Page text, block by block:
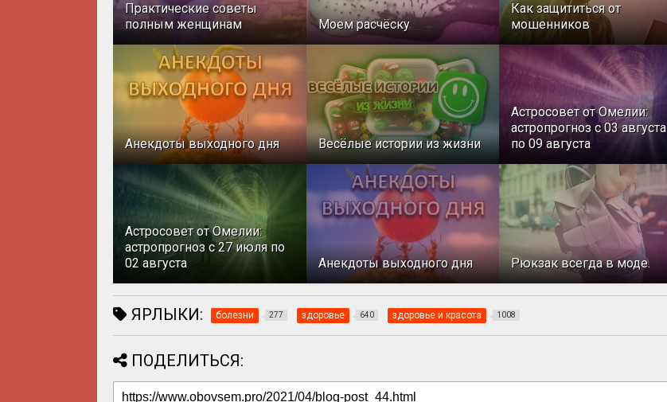
Практические советы
полным женщинам
Моем расчёску
Как защититься от
мошенников
Анекдоты выходного дня Весёлые истории из жизни
Астросовет от Омелии:
астропрогноз с 03 августа
по 09 августа
Астросовет от Омелии:
астропрогноз с 27 июля по
02 августа
Анекдоты выходного дня Рюкзак всегда в моде.
ЯРЛЫКИ: болезни 277 здоровье 640 здоровье и красота 1008
ПОДЕЛИТЬСЯ: